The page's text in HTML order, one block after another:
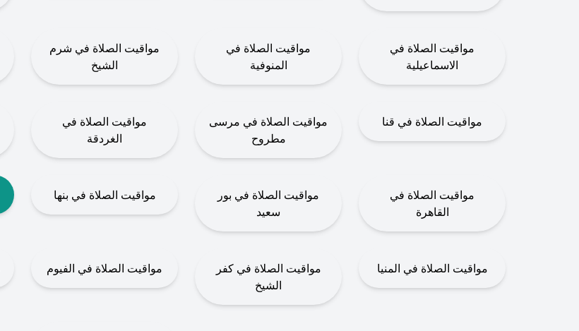
مواقيت الصلاة في
الاسماعيلية
مواقيت الصلاة في
المنوفية
مواقيت الصلاة في شرم
الشيخ
مواقيت الصلاة في قنا
مواقيت الصلاة في مرسى
مطروح
مواقيت الصلاة في
الغردقة
مواقيت الصلاة في
القاهرة
مواقيت الصلاة في بور
سعيد
مواقيت الصلاة في بنها
مواقيت الصلاة في المنيا
مواقيت الصلاة في كفر
الشيخ
مواقيت الصلاة في الفيوم